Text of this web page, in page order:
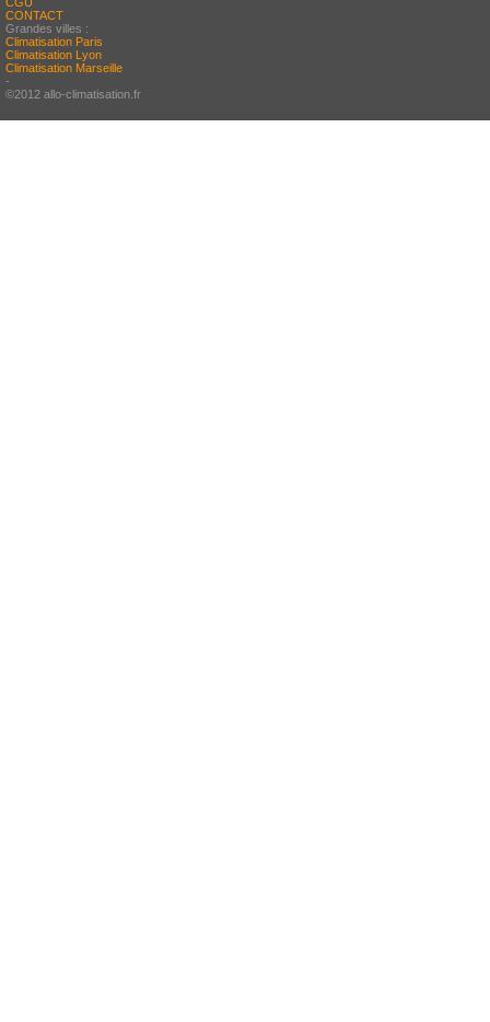
CONTACT
Grandes villes :
Climatisation Paris
Climatisation Lyon
Climatisation Marseille
-
©2012 allo-climatisation.fr